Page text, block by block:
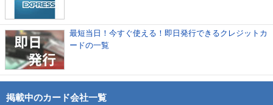
最短当日！今すぐ使える！即日発行できるクレジットカ
ードの一覧
掲載中のカード会社一覧